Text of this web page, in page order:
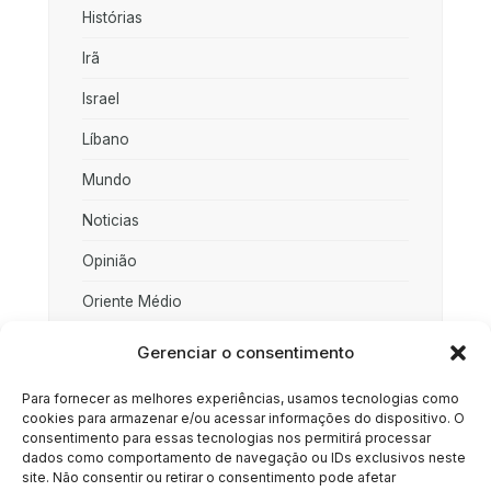
Gerenciar o consentimento
Para fornecer as melhores experiências, usamos tecnologias como
cookies para armazenar e/ou acessar informações do dispositivo. O
consentimento para essas tecnologias nos permitirá processar
dados como comportamento de navegação ou IDs exclusivos neste
site. Não consentir ou retirar o consentimento pode afetar
Histórias
Irã
Israel
Líbano
Mundo
Noticias
Opinião
Oriente Médio
Palestina
Rússia
Sociedade